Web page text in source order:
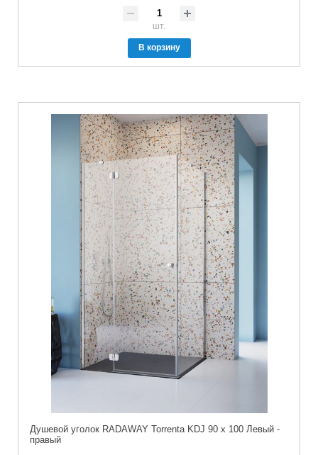
шт.
В корзину
Душевой уголок RADAWAY Torrenta KDJ 90 x 100 Левый -
правый